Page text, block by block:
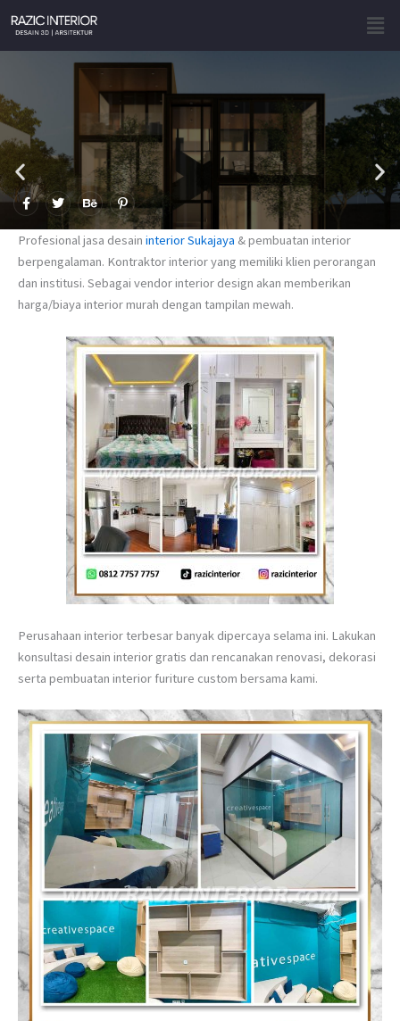
content
F
a
e
b
o
k
f
T
w
t
t
e
r
B
e
h
a
n
c
P
i
n
t
e
r
s
-
Profesional jasa desain interior Sukajaya & pembuatan interior
berpengalaman. Kontraktor interior yang memiliki klien perorangan
dan institusi. Sebagai vendor interior design akan memberikan
harga/biaya interior murah dengan tampilan mewah.
Perusahaan interior terbesar banyak dipercaya selama ini. Lakukan
konsultasi desain interior gratis dan rencanakan renovasi, dekorasi
serta pembuatan interior furiture custom bersama kami.